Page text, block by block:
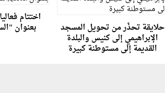
حلايقة تحذّر من تحويل المسجد
الإبراهيمي إلى كنيس والبلدة
القديمة إلى مستوطنة كبيرة
اختتام
بعنوان